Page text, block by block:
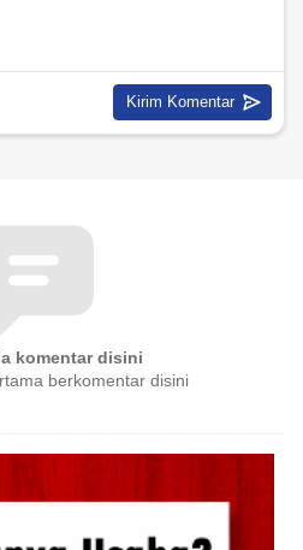
komentar disini
berkomentar disini